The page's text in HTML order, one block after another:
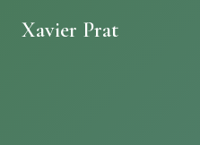
Xavier Prat